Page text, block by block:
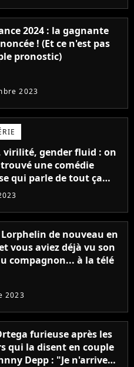
2024 : la gagnante
! (Et ce n'est pas
pronostic)
2023
virilité, gender fluid : on
une comédie
qui parle de tout ça
super ringarde
de nouveau en
vous aviez déjà vu son
compagnon... à la télé
2023
furieuse après les
qui la disent en couple
Depp : "Je n'arrive